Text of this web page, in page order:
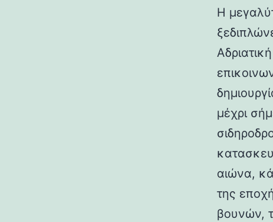
Η
μέχρι
αιώνα,
της
βουνών,